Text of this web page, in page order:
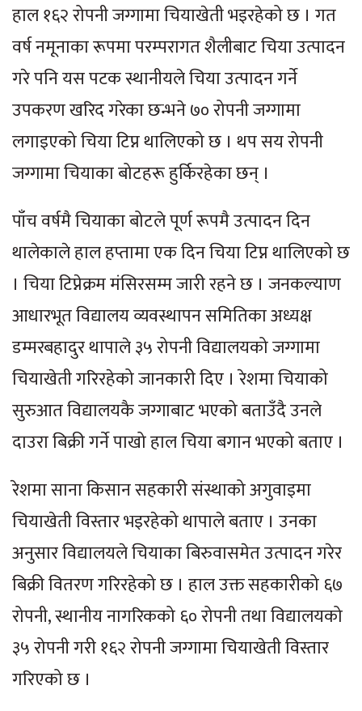
हाल १६२ रोपनी जग्गामा चियाखेती भइरहेको छ । गत
वर्ष नमूनाका रूपमा परम्परागत शैलीबाट चिया उत्पादन
गरे पनि यस पटक स्थानीयले चिया उत्पादन गर्ने
उपकरण खरिद गरेका छन्भने ७० रोपनी जग्गामा
लगाइएको चिया टिप्न थालिएको छ । थप सय रोपनी
जग्गामा चियाका बोटहरू हुर्किरहेका छन् ।
पाँच वर्षमै चियाका बोटले पूर्ण रूपमै उत्पादन दिन
थालेकाले हाल हप्तामा एक दिन चिया टिप्न थालिएको छ
। चिया टिप्नेक्रम मंसिरसम्म जारी रहने छ । जनकल्याण
आधारभूत विद्यालय व्यवस्थापन समितिका अध्यक्ष
डम्मरबहादुर थापाले ३५ रोपनी विद्यालयको जग्गामा
चियाखेती गरिरहेको जानकारी दिए । रेशमा चियाको
सुरुआत विद्यालयकै जग्गाबाट भएको बताउँदै उनले
दाउरा बिक्री गर्ने पाखो हाल चिया बगान भएको बताए ।
रेशमा साना किसान सहकारी संस्थाको अगुवाइमा
चियाखेती विस्तार भइरहेको थापाले बताए । उनका
अनुसार विद्यालयले चियाका बिरुवासमेत उत्पादन गरेर
बिक्री वितरण गरिरहेको छ । हाल उक्त सहकारीको ६७
रोपनी, स्थानीय नागरिकको ६० रोपनी तथा विद्यालयको
३५ रोपनी गरी १६२ रोपनी जग्गामा चियाखेती विस्तार
गरिएको छ ।